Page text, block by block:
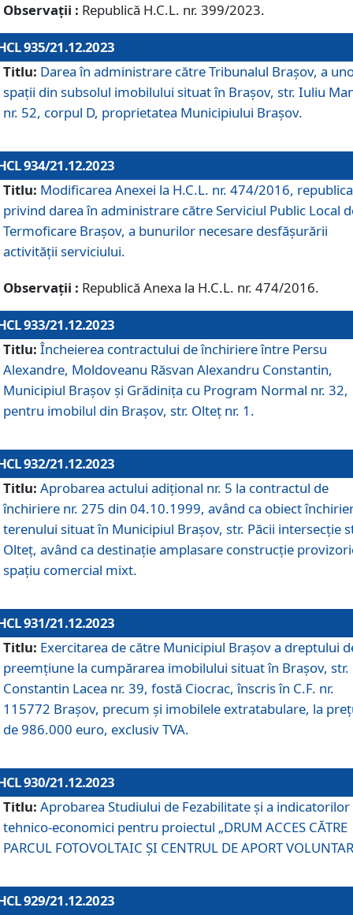
Observații : Republică H.C.L. nr. 399/2023.
935/21.12.2023
Titlu: Darea în administrare către Tribunalul Brașov, a
spații din subsolul imobilului situat în Brașov, str. Iuliu
nr. 52, corpul D, proprietatea Municipiului Brașov.
934/21.12.2023
Titlu: Modificarea Anexei la H.C.L. nr. 474/2016,
privind darea în administrare către Serviciul Public Local
Termoficare Braşov, a bunurilor necesare desfăşurării
activităţii serviciului.
Observații : Republică Anexa la H.C.L. nr. 474/2016.
933/21.12.2023
Titlu: Încheierea contractului de închiriere între Persu
Alexandre, Moldoveanu Răsvan Alexandru Constantin,
Municipiul Braşov şi Grădinița cu Program Normal nr. 32,
pentru imobilul din Brașov, str. Olteț nr. 1.
932/21.12.2023
Titlu: Aprobarea actului adițional nr. 5 la contractul de
închiriere nr. 275 din 04.10.1999, având ca obiect
terenului situat în Municipiul Brașov, str. Păcii intersecție
Olteț, având ca destinație amplasare construcție
spațiu comercial mixt.
931/21.12.2023
Titlu: Exercitarea de către Municipiul Brașov a dreptului
preemțiune la cumpărarea imobilului situat în Brașov, str.
Constantin Lacea nr. 39, fostă Ciocrac, înscris în C.F. nr.
115772 Brașov, precum și imobilele extratabulare, la
de 986.000 euro, exclusiv TVA.
930/21.12.2023
Titlu: Aprobarea Studiului de Fezabilitate și a indicatorilor
tehnico-economici pentru proiectul „DRUM ACCES CĂTRE
PARCUL FOTOVOLTAIC ȘI CENTRUL DE APORT
929/21.12.2023